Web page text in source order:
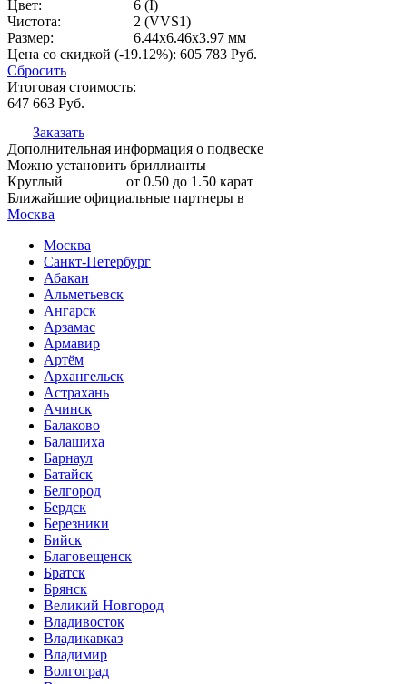
Цвет:
6 (I)
Чистота:
2 (VVS1)
Размер:
6.44x6.46x3.97 мм
Цена со скидкой (-19.12%): 605 783 Руб.
Сбросить
Итоговая стоимость:
647 663 Руб.
Заказать
Дополнительная информация о подвеске
Можно установить бриллианты
Круглый
от 0.50 до 1.50 карат
Ближайшие официальные партнеры в
Москва
Москва
Санкт-Петербург
Абакан
Альметьевск
Ангарск
Арзамас
Армавир
Артём
Архангельск
Астрахань
Ачинск
Балаково
Балашиха
Барнаул
Батайск
Белгород
Бердск
Березники
Бийск
Благовещенск
Братск
Брянск
Великий Новгород
Владивосток
Владикавказ
Владимир
Волгоград